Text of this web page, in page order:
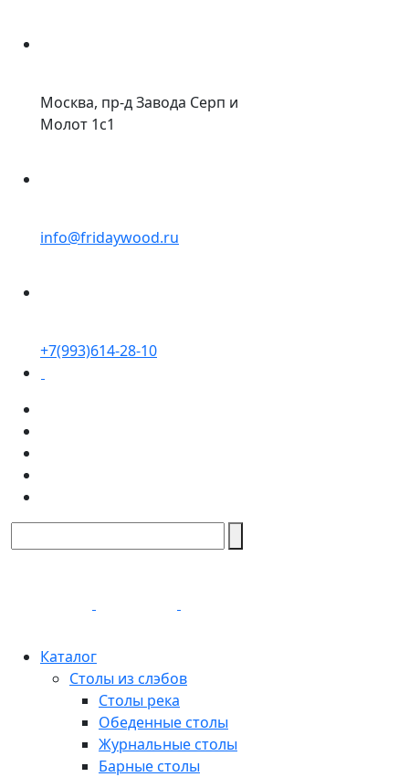
Москва, пр-д Завода Серп и
Молот 1с1
info@fridaywood.ru
+7(993)614-28-10
Каталог
Столы из слэбов
Столы река
Обеденные столы
Журнальные столы
Барные столы